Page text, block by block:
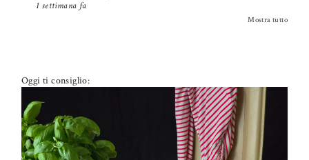
1 settimana fa
Mostra tutto
Oggi ti consiglio: